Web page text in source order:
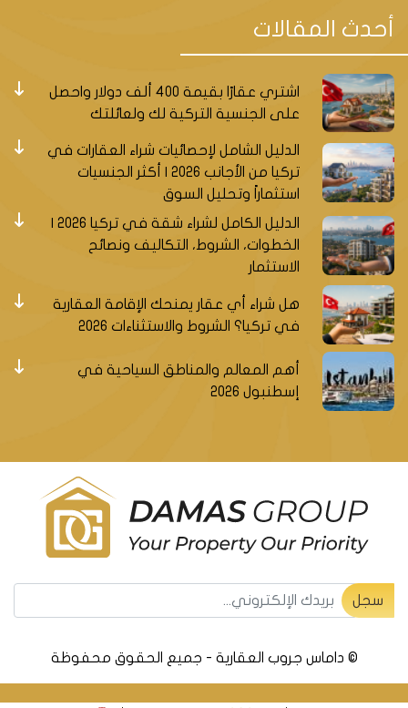
أحدث المقالات
اشتري عقارًا بقيمة 400 ألف دولار واحصل
على الجنسية التركية لك ولعائلتك
الدليل الشامل لإحصائيات شراء العقارات في
تركيا من الأجانب 2026 | أكثر الجنسيات
استثماراً وتحليل السوق
الخطوات، الشروط، التكاليف ونصائح
الاستثمار
هل شراء أي عقار يمنحك الإقامة العقارية
في تركيا؟ الشروط والاستثناءات 2026
أهم المعالم والمناطق السياحية في
إسطنبول 2026
سجل
© داماس جروب العقارية - جميع الحقوق محفوظة